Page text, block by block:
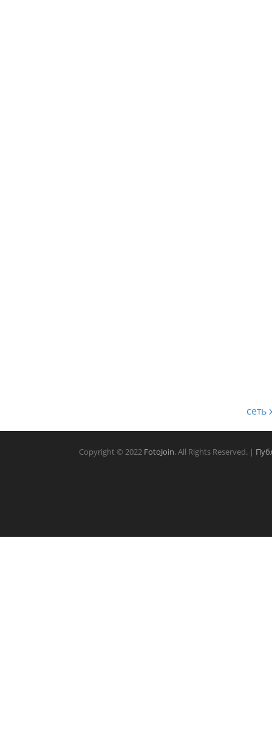
сеть
Copyright © 2022 FotoJoin. All Rights Reserved. |